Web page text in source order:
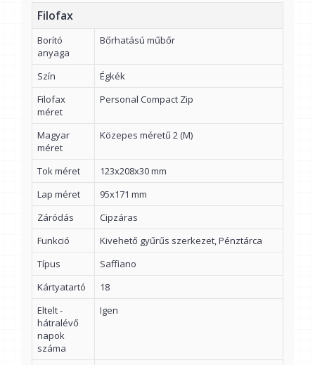
Filofax
Borító
anyaga
Bőrhatású műbőr
Szín
Égkék
Filofax
méret
Personal Compact Zip
Magyar
méret
Közepes méretű 2 (M)
Tok méret
123x208x30 mm
Lap méret
95x171 mm
Záródás
Cipzáras
Funkció
Kivehető gyűrűs szerkezet, Pénztárca
Típus
Saffiano
Kártyatartó
18
Eltelt -
hátralévő
napok
száma
Igen